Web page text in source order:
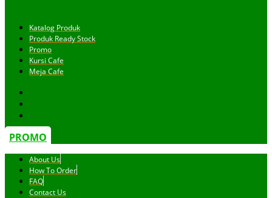
Katalog Produk
Produk Ready Stock
Promo
Kursi Cafe
Meja Cafe
PROMO
About Us
How To Order
FAQ
Contact Us